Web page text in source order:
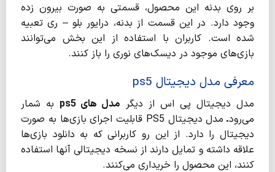
بر روی بدنه این محصول، قسمتی به صورت بیرون زده
وجود دارد. در این قسمت از بدنه، درایور بلو – ری تعبیه
شده است. کاربران با استفاده از این بخش می‌توانند
بازی‌های موجود در دیسک‌های نوری را باز کنند.
معرفی مدل دیجیتال ps5
مدل دیجیتال پی اس از دیگر مدل های ps5 به شمار
می‌رود.
مدل دیجیتال PS5 قابلیت اجرای بازی‌ها به صورت
دیجیتال را دارد. از این رو کاربرانی که به دانلود بازی‌ها
علاقه داشته و تمایل دارند از نسخه دیجیتالی آنها استفاده
کنند، این محصول را خریداری می‌کنند.